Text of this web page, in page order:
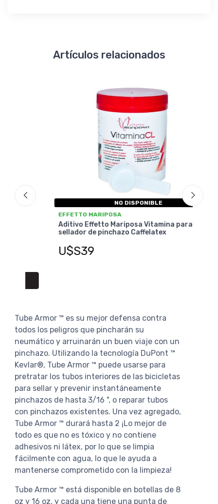
Artículos relacionados
NO DISPONIBLE
EFFETTO MARIPOSA
Aditivo Effetto Mariposa Vitamina para
sellador de pinchazo Caffelatex
U$S39
Tube Armor ™ es su mejor defensa contra
todos los peligros que pincharán su
neumático y arruinarán un buen viaje con un
pinchazo. Utilizando la tecnología DuPont ™
Kevlar®, Tube Armor ™ puede usarse para
pretratar los tubos interiores de las bicicletas
para sellar y prevenir instantáneamente
pinchazos de hasta 3/16 ", o reparar tubos
con pinchazos existentes. Una vez agregado,
Tube Armor ™ durará hasta 2 ¡Lo mejor de
todo es que no es tóxico y no contiene
adhesivos ni látex, por lo que se limpia
fácilmente con agua, lo que le ayuda a
mantenerse comprometido con la limpieza!
Tube Armor ™ está disponible en botellas de 8
oz y 16 oz, y cada una tiene una punta de